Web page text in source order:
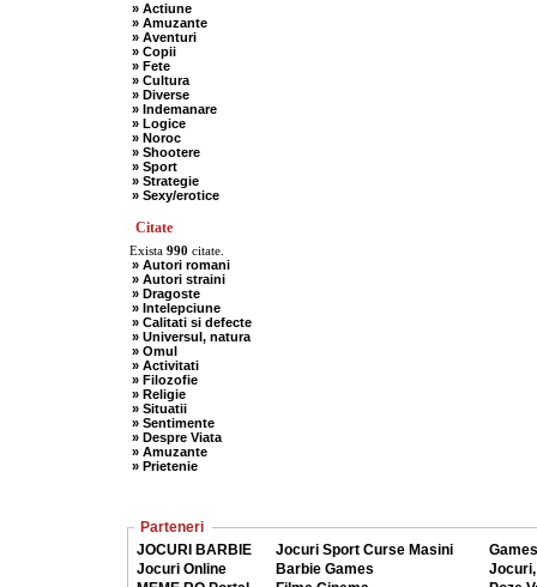
» Actiune
» Amuzante
» Aventuri
» Copii
» Fete
» Cultura
» Diverse
» Indemanare
» Logice
» Noroc
» Shootere
» Sport
» Strategie
» Sexy/erotice
Citate
Exista 990 citate.
» Autori romani
» Autori straini
» Dragoste
» Intelepciune
» Calitati si defecte
» Universul, natura
» Omul
» Activitati
» Filozofie
» Religie
» Situatii
» Sentimente
» Despre Viata
» Amuzante
» Prietenie
Parteneri
JOCURI BARBIE
Jocuri Sport Curse Masini
Jocuri Online
Barbie Games